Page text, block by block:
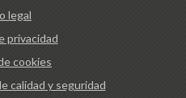
legal
privacidad
cookies
calidad y seguridad